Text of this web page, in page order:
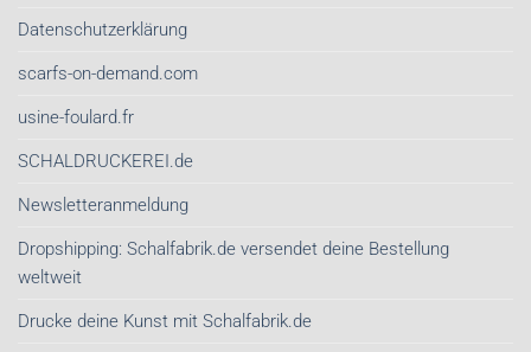
Datenschutzerklärung
scarfs-on-demand.com
usine-foulard.fr
SCHALDRUCKEREI.de
Newsletteranmeldung
Dropshipping: Schalfabrik.de versendet deine Bestellung
weltweit
Drucke deine Kunst mit Schalfabrik.de